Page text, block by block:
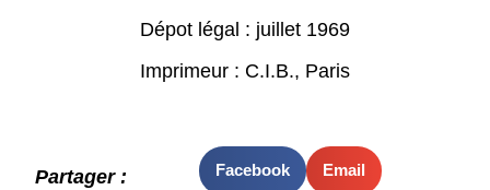
Dépot légal : juillet 1969
Imprimeur : C.I.B., Paris
Partager : Facebook Email